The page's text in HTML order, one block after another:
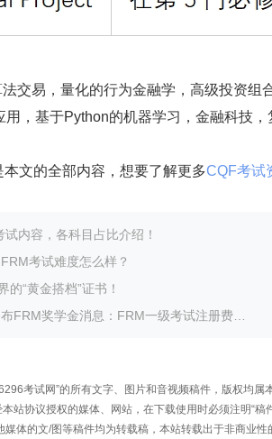
易，量化的行为金融学，高级投资组
用，基于Python的机器学习，金融科技
的全部内容，想要了解更多CQF考试
内容，各科目占比介绍！
考试难度怎么样？
的“黄金搭档”证书！
奖学金消息：FRM一级考试注册费全免啦！
考试网”的所有文字、图片和音视频稿件，版权均
站协议授权的媒体、网站，在下载使用时必须注明“
体的文/图等稿件均为转载稿，本站转载出于非商业